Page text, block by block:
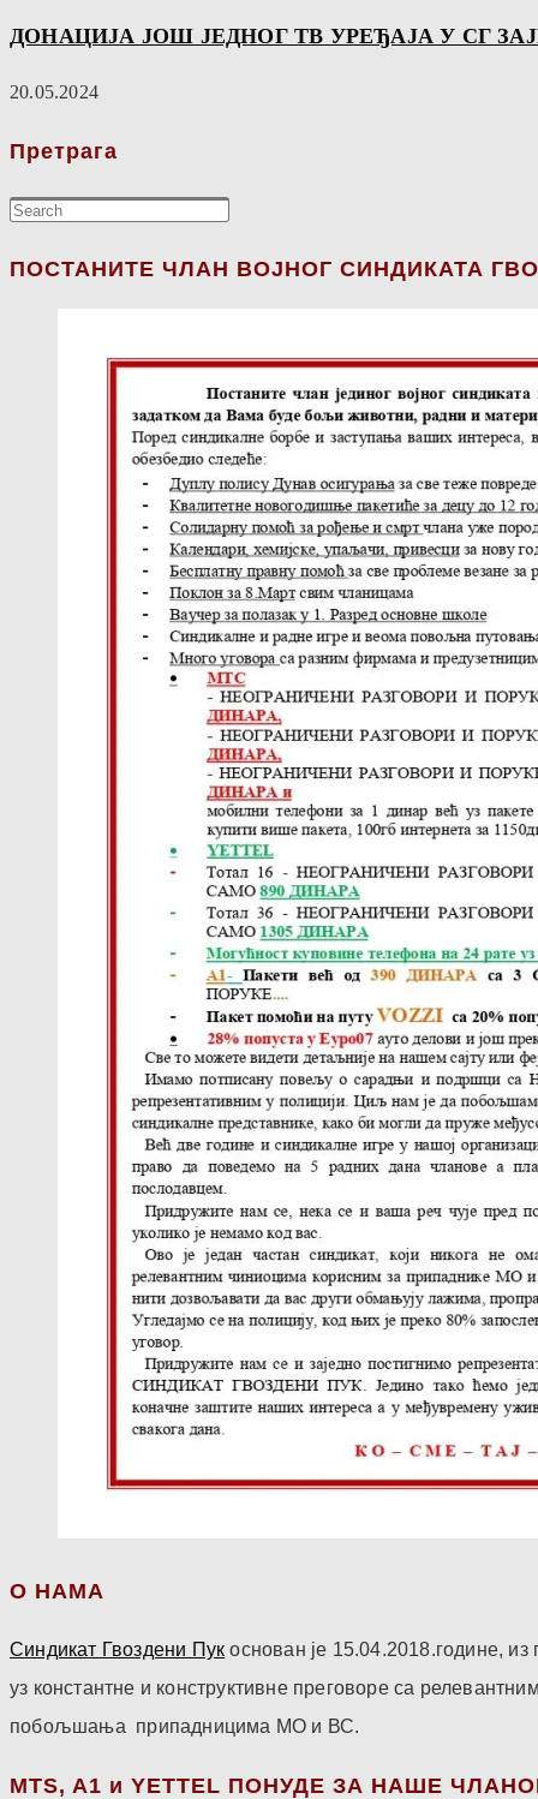
ДОНАЦИЈА ЈОШ ЈЕДНОГ ТВ УРЕЂАЈА У СГ
20.05.2024
Претрага
ПОСТАНИТЕ ЧЛАН ВОЈНОГ СИНДИКАТА
О НАМА
Синдикат Гвоздени Пук основан је 15.04.2018.године,
уз константне и конструктивне преговоре са
побољшања припадницима МО и ВС.
МТS, A1 и YETTEL ПОНУДЕ ЗА НАШЕ